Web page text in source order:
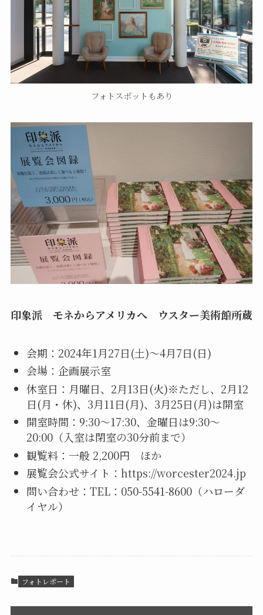
フォトスポットもあり
印象派 モネからアメリカへ ウスター美術館所蔵
会期：2024年1月27日(土)～4月7日(日)
会場：企画展示室
休室日：月曜日、2月13日(火)※ただし、2月12
日(月・休)、3月11日(月)、3月25日(月)は開室
開室時間：9:30～17:30、金曜日は9:30～
20:00（入室は閉室の30分前まで）
観覧料：一般 2,200円 ほか
展覧会公式サイト： https://worcester2024.jp
問い合わせ：TEL：050-5541-8600（ハローダ
イヤル）
フォトレポート